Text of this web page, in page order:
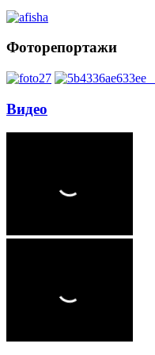
Фоторепортажи
Видео